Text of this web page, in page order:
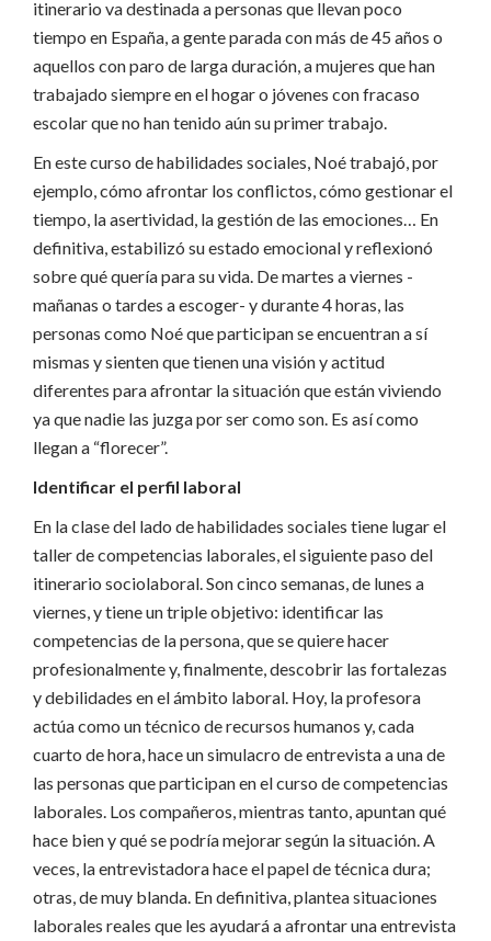
itinerario va destinada a personas que llevan poco
tiempo en España, a gente parada con más de 45 años o
aquellos con paro de larga duración, a mujeres que han
trabajado siempre en el hogar o jóvenes con fracaso
escolar que no han tenido aún su primer trabajo.
En este curso de habilidades sociales, Noé trabajó, por
ejemplo, cómo afrontar los conflictos, cómo gestionar el
tiempo, la asertividad, la gestión de las emociones… En
definitiva, estabilizó su estado emocional y reflexionó
sobre qué quería para su vida. De martes a viernes -
mañanas o tardes a escoger- y durante 4 horas, las
personas como Noé que participan se encuentran a sí
mismas y sienten que tienen una visión y actitud
diferentes para afrontar la situación que están viviendo
ya que nadie las juzga por ser como son. Es así como
llegan a “florecer”.
Identificar el perfil laboral
En la clase del lado de habilidades sociales tiene lugar el
taller de competencias laborales, el siguiente paso del
itinerario sociolaboral. Son cinco semanas, de lunes a
viernes, y tiene un triple objetivo: identificar las
competencias de la persona, que se quiere hacer
profesionalmente y, finalmente, descobrir las fortalezas
y debilidades en el ámbito laboral. Hoy, la profesora
actúa como un técnico de recursos humanos y, cada
cuarto de hora, hace un simulacro de entrevista a una de
las personas que participan en el curso de competencias
laborales. Los compañeros, mientras tanto, apuntan qué
hace bien y qué se podría mejorar según la situación. A
veces, la entrevistadora hace el papel de técnica dura;
otras, de muy blanda. En definitiva, plantea situaciones
laborales reales que les ayudará a afrontar una entrevista